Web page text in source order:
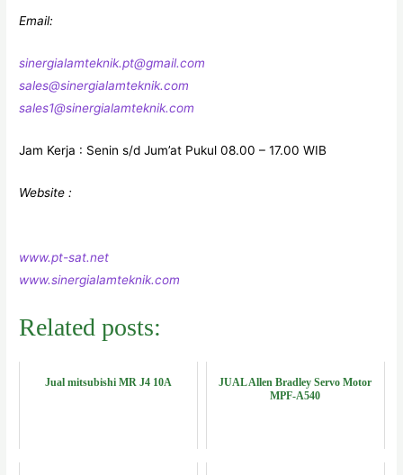
Email:
sinergialamteknik.pt@gmail.com
sales@sinergialamteknik.com
sales1@sinergialamteknik.com
Jam Kerja : Senin s/d Jum’at Pukul 08.00 – 17.00 WIB
Website :
www.pt-sat.net
www.sinergialamteknik.com
Related posts:
Jual mitsubishi MR J4 10A
JUAL Allen Bradley Servo Motor
MPF-A540